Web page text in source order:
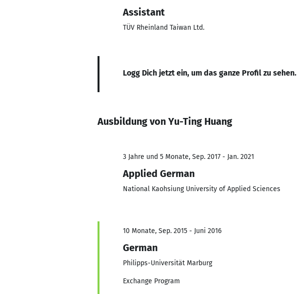
Assistant
TÜV Rheinland Taiwan Ltd.
Logg Dich jetzt ein, um das ganze Profil zu sehen.
Ausbildung von Yu-Ting Huang
3 Jahre und 5 Monate, Sep. 2017 - Jan. 2021
Applied German
National Kaohsiung University of Applied Sciences
10 Monate, Sep. 2015 - Juni 2016
German
Philipps-Universität Marburg
Exchange Program